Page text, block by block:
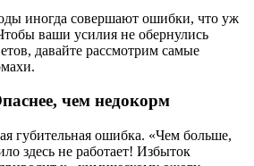
иногда совершают ошибки, что уж
ваши усилия не обернулись
давайте рассмотрим самые
чем недокорм
губительная ошибка. «Чем больше,
здесь не работает! Избыток